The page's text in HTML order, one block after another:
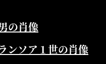
の肖像
ンソア１世の肖像